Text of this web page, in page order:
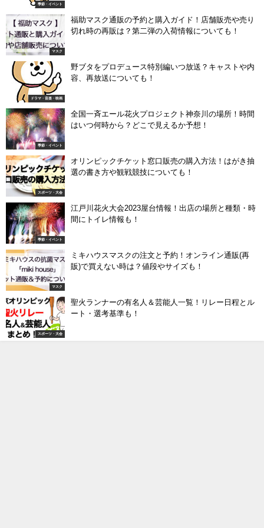
季節・イベント
マスク
福助マスク通販の予約と購入ガイド！店舗販売や売り
切れ時の再販は？第二弾の入荷情報についても！
ドラマ・音楽・映画
野ブタをプロデュース特別編いつ放送？キャストや内
容、再放送についても！
季節・イベント
全国一斉エール花火プロジェクト神奈川の場所！時間
はいつ何時から？どこで見えるか予想！
スポーツ・大会
オリンピックチケット窓口販売の購入方法！はがき抽
選の書き方や観戦競技についても！
季節・イベント
江戸川花火大会2023屋台情報！出店の場所と種類・時
間にトイレ情報も！
マスク
ミキハウスマスクの注文と予約！オンライン通販(再
販)で買えない時は？値段やサイズも！
スポーツ・大会
聖火ランナーの有名人＆芸能人一覧！リレー日程とル
ート・選考基準も！